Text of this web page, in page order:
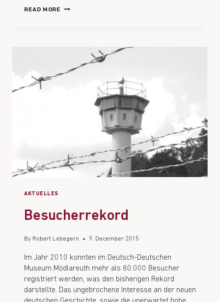
READ MORE
AKTUELLES
Besucherrekord
By Robert Lebegern 9. December 2015
Im Jahr 2010 konnten im Deutsch-Deutschen
Museum Mödlareuth mehr als 80.000 Besucher
registriert werden, was den bisherigen Rekord
darstellte. Das ungebrochene Interesse an der neuen